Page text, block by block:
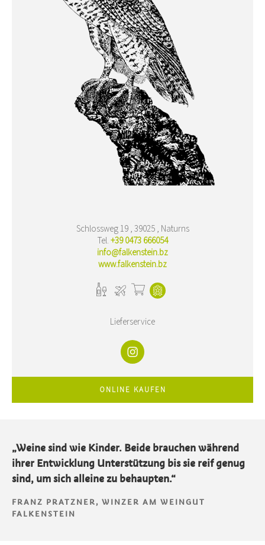
Schlossweg 19 , 39025 , Naturns
Tel.+39 0473 666054
info@falkenstein.bz
www.falkenstein.bz
Lieferservice
ONLINE KAUFEN
„Weine sind wie Kinder. Beide brauchen während
ihrer Entwicklung Unterstützung bis sie reif genug
sind, um sich alleine zu behaupten.“
FRANZ PRATZNER, WINZER AM WEINGUT
FALKENSTEIN